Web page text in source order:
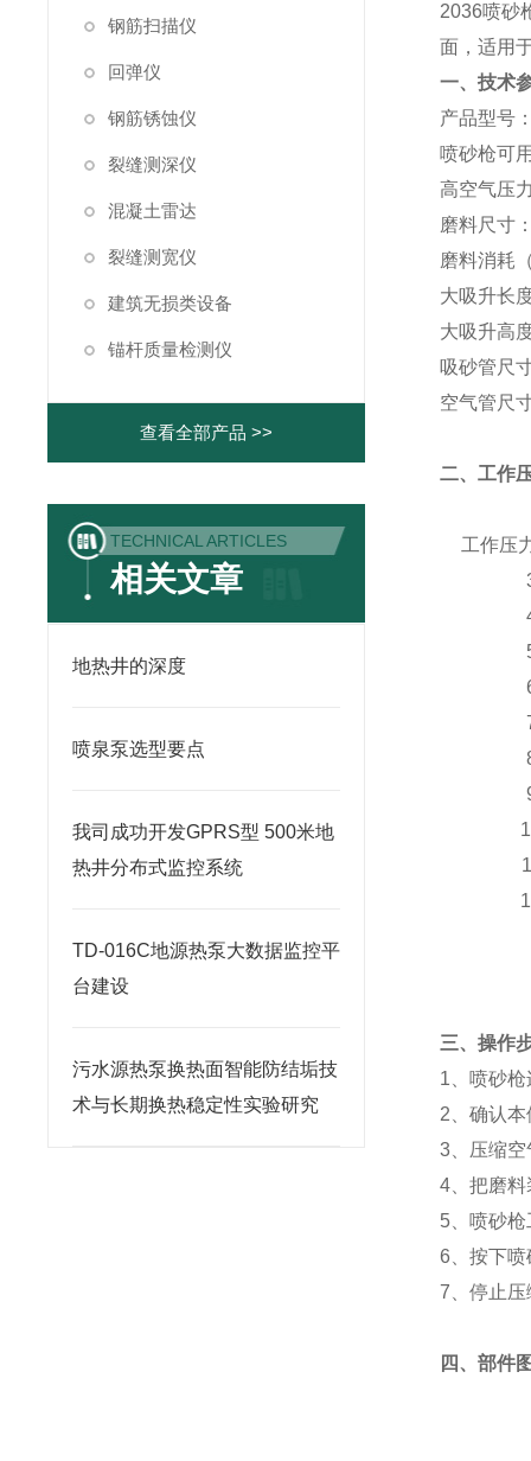
钢筋扫描仪
回弹仪
钢筋锈蚀仪
裂缝测深仪
混凝土雷达
裂缝测宽仪
建筑无损类设备
锚杆质量检测仪
查看全部产品 >>
TECHNICAL ARTICLES
相关文章
地热井的深度
喷泉泵选型要点
我司成功开发GPRS型 500米地
热井分布式监控系统
TD-016C地源热泵大数据监控平
台建设
污水源热泵换热面智能防结垢技
术与长期换热稳定性实验研究
2036喷砂
面，适用
一、技术
产品型号
喷砂枪可
高空气压
磨料尺寸
磨料消耗
大吸升长
大吸升高
吸砂管尺
空气管尺
二、工作
工作压
三、操作
1、 喷砂
2、确认本
3、 压缩
4、把磨料
5、 喷砂
6、按下喷
7、停止压
四、部件